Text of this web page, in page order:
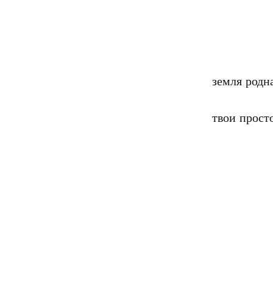
земля
твои